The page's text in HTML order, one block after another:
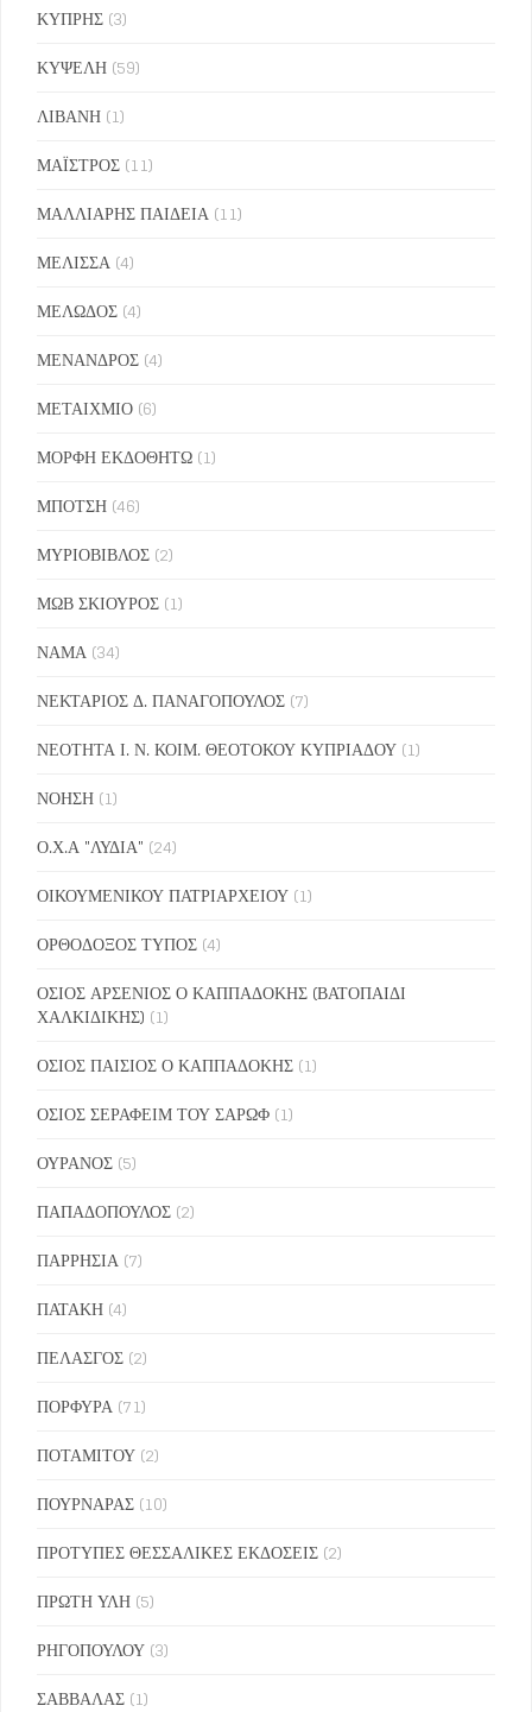
ΚΥΠΡΗΣ (3)
ΚΥΨΕΛΗ (59)
ΛΙΒΑΝΗ (1)
ΜΑΪΣΤΡΟΣ (11)
ΜΑΛΛΙΑΡΗΣ ΠΑΙΔΕΙΑ (11)
ΜΕΛΙΣΣΑ (4)
ΜΕΛΩΔΟΣ (4)
ΜΕΝΑΝΔΡΟΣ (4)
ΜΕΤΑΙΧΜΙΟ (6)
ΜΟΡΦΗ ΕΚΔΟΘΗΤΩ (1)
ΜΠΟΤΣΗ (46)
ΜΥΡΙΟΒΙΒΛΟΣ (2)
ΜΩΒ ΣΚΙΟΥΡΟΣ (1)
ΝΑΜΑ (34)
ΝΕΚΤΑΡΙΟΣ Δ. ΠΑΝΑΓΟΠΟΥΛΟΣ (7)
ΝΕΟΤΗΤΑ Ι. Ν. ΚΟΙΜ. ΘΕΟΤΟΚΟΥ ΚΥΠΡΙΑΔΟΥ (1)
ΝΟΗΣΗ (1)
Ο.Χ.Α "ΛΥΔΙΑ" (24)
ΟΙΚΟΥΜΕΝΙΚΟΥ ΠΑΤΡΙΑΡΧΕΙΟΥ (1)
ΟΡΘΟΔΟΞΟΣ ΤΥΠΟΣ (4)
ΟΣΙΟΣ ΑΡΣΕΝΙΟΣ Ο ΚΑΠΠΑΔΟΚΗΣ (ΒΑΤΟΠΑΙΔΙ
ΧΑΛΚΙΔΙΚΗΣ) (1)
ΟΣΙΟΣ ΠΑΙΣΙΟΣ Ο ΚΑΠΠΑΔΟΚΗΣ (1)
ΟΣΙΟΣ ΣΕΡΑΦΕΙΜ ΤΟΥ ΣΑΡΩΦ (1)
ΟΥΡΑΝΟΣ (5)
ΠΑΠΑΔΟΠΟΥΛΟΣ (2)
ΠΑΡΡΗΣΙΑ (7)
ΠΑΤΑΚΗ (4)
ΠΕΛΑΣΓΟΣ (2)
ΠΟΡΦΥΡΑ (71)
ΠΟΤΑΜΙΤΟΥ (2)
ΠΟΥΡΝΑΡΑΣ (10)
ΠΡΟΤΥΠΕΣ ΘΕΣΣΑΛΙΚΕΣ ΕΚΔΟΣΕΙΣ (2)
ΠΡΩΤΗ ΥΛΗ (5)
ΡΗΓΟΠΟΥΛΟΥ (3)
ΣΑΒΒΑΛΑΣ (1)